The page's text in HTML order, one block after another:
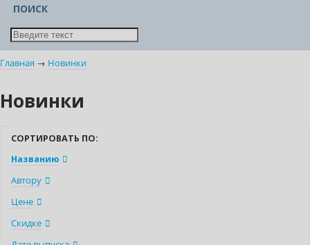
ПОИСК
Главная → Новинки
Новинки
СОРТИРОВАТЬ ПО:
Названию
Автору
Цене
Скидке